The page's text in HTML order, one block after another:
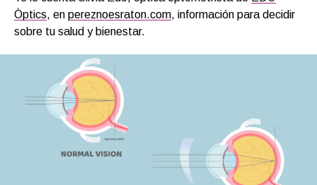
Òptics, en pereznoesraton.com, información para decidir
sobre tu salud y bienestar.